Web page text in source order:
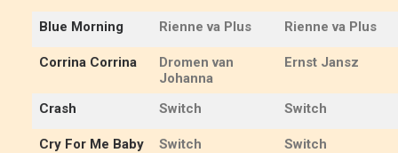
Blue Morning Rienne va Plus Rienne va Plus
Corrina Corrina
Dromen van
Johanna
Ernst Jansz
Crash Switch Switch
Cry For Me Baby Switch Switch